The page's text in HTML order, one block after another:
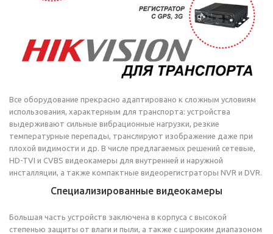
Все оборудование прекрасно адаптировано к сложным условиям
использования, характерным для транспорта: устройства
выдерживают сильные вибрационные нагрузки, резкие
температурные перепады, транслируют изображение даже при
плохой видимости и др. В числе предлагаемых решений сетевые,
HD-TVI и CVBS видеокамеры для внутренней и наружной
инсталляции, а также компактные видеорегистраторы NVR и DVR.
Специализированные видеокамеры
Большая часть устройств заключена в корпуса с высокой
степенью защиты от влаги и пыли, а также с широким диапазоном